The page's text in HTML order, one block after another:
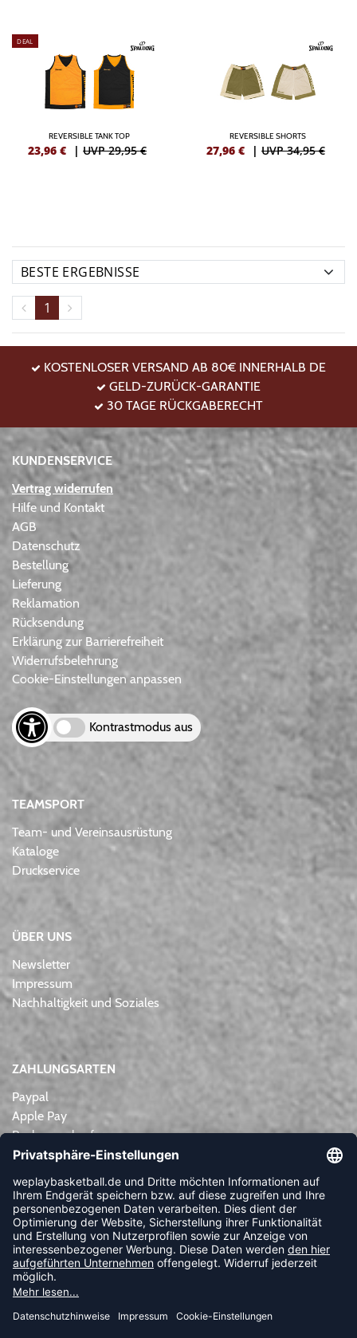
DEAL
REVERSIBLE TANK TOP
23,96 € | UVP 29,95 €
REVERSIBLE SHORTS
27,96 € | UVP 34,95 €
1
KOSTENLOSER VERSAND AB 80€ INNERHALB DE
GELD-ZURÜCK-GARANTIE
30 TAGE RÜCKGABERECHT
KUNDENSERVICE
Vertrag widerrufen
Hilfe und Kontakt
AGB
Datenschutz
Bestellung
Lieferung
Reklamation
Rücksendung
Erklärung zur Barrierefreiheit
Widerrufsbelehrung
Cookie-Einstellungen anpassen
Kontrastmodus aus
TEAMSPORT
Team- und Vereinsausrüstung
Kataloge
Druckservice
ÜBER UNS
Newsletter
Impressum
Nachhaltigkeit und Soziales
ZAHLUNGSARTEN
Paypal
Apple Pay
Rechnungskauf
Lastschrift
Kreditkarte
Vorkasse
NEWSLETTER